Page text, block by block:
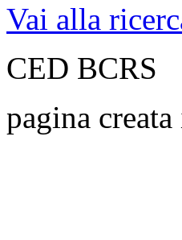
Vai alla
CED BCRS
pagina